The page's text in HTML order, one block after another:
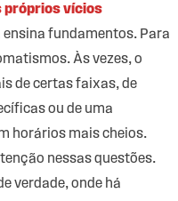
próprios vícios
fundamentos. Para
Às vezes, o
de certas faixas, de
ou de uma
horários mais cheios.
nessas questões.
verdade, onde há